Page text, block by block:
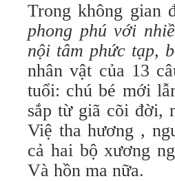
Trong không gian
phong phú với
nội tâm phức tạp,
nhân vật của 13
tuổi: chú bé mới
sắp từ giã cõi đời,
Việ tha hương ,
cả hai bộ xương
Và hồn ma nữa.